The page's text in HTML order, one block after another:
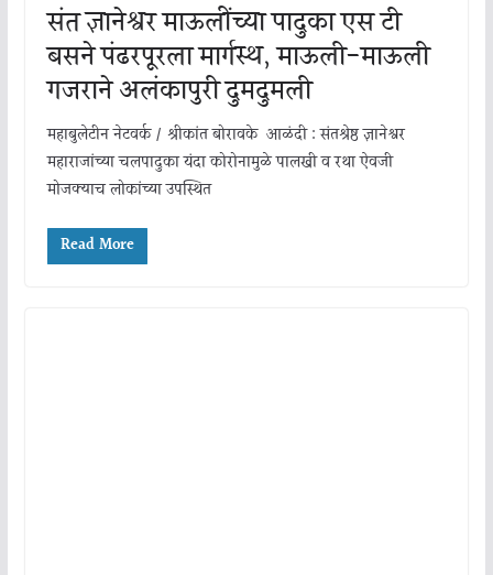
संत ज्ञानेश्वर माऊलींच्या पादुका एस टी
बसने पंढरपूरला मार्गस्थ, माऊली-माऊली
गजराने अलंकापुरी दुमदुमली
महाबुलेटीन नेटवर्क / श्रीकांत बोरावके आळंदी : संतश्रेष्ठ ज्ञानेश्वर
महाराजांच्या चलपादुका यंदा कोरोनामुळे पालखी व रथा ऐवजी
मोजक्याच लोकांच्या उपस्थित
Read More